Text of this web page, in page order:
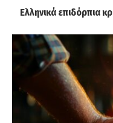
Ελληνικά επιδόρπια